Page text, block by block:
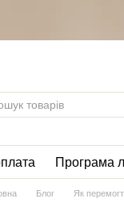
Програма
Блог Як